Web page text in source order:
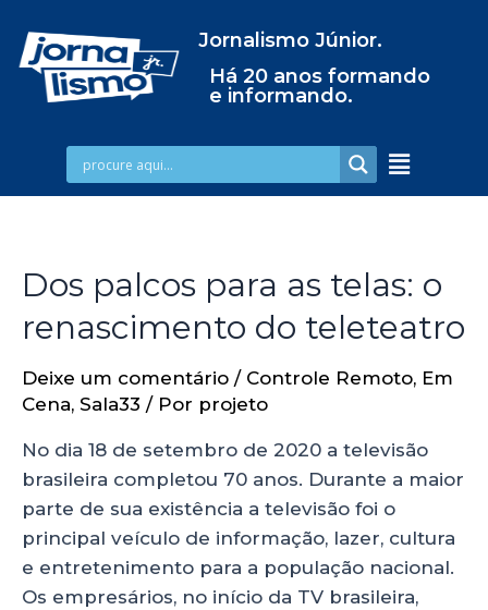
Jornalismo Júnior.
Há 20 anos formando
e informando.
Dos palcos para as telas: o
renascimento do teleteatro
Deixe um comentário / Controle Remoto, Em
Cena, Sala33 / Por projeto
No dia 18 de setembro de 2020 a televisão
brasileira completou 70 anos. Durante a maior
parte de sua existência a televisão foi o
principal veículo de informação, lazer, cultura
e entretenimento para a população nacional.
Os empresários, no início da TV brasileira,